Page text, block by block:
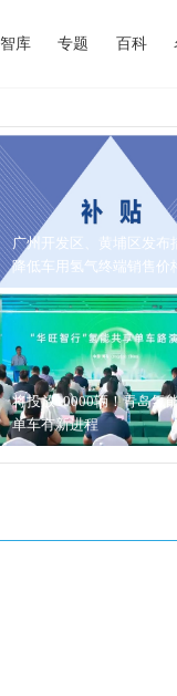
智库 专题 百科
内蒙古能源局：
广州开发区、黄埔区发布
降低车用氢气终端销售价
将投放10000辆！青岛氢
单车有新进程